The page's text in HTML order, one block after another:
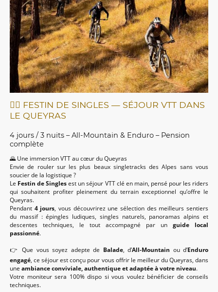
🚵‍♂️ FESTIN DE SINGLES — SÉJOUR VTT DANS
LE QUEYRAS
4 jours / 3 nuits – All-Mountain & Enduro – Pension
complète
🌄 Une immersion VTT au cœur du Queyras
Envie de rouler sur les plus beaux singletracks des Alpes sans vous
soucier de la logistique ?
Le Festin de Singlesest un séjour VTT clé en main, pensé pour les riders
qui souhaitent profiter pleinement du terrain exceptionnel qu’offre le
Queyras.
Pendant 4 jours, vous découvrirez une sélection des meilleurs sentiers
du massif : épingles ludiques, singles naturels, panoramas alpins et
descentes techniques, le tout accompagné par un guide local
passionné.
👉 Que vous soyez adepte de Balade, d’All-Mountain ou d’Enduro
engagé, ce séjour est conçu pour vous offrir le meilleur du Queyras, dans
une ambiance conviviale, authentique et adaptée à votre niveau.
Votre moniteur sera 100% dispo si vous voulez bénéficier de conseils
techniques.